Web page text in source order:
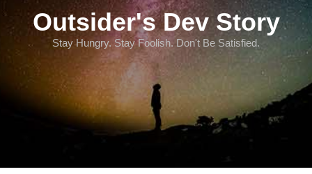
Outsider's Dev Story
Stay Hungry. Stay Foolish. Don't Be Satisfied.